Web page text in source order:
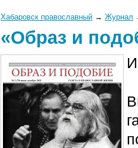
Хабаровск православный → Журнал
«Образ и